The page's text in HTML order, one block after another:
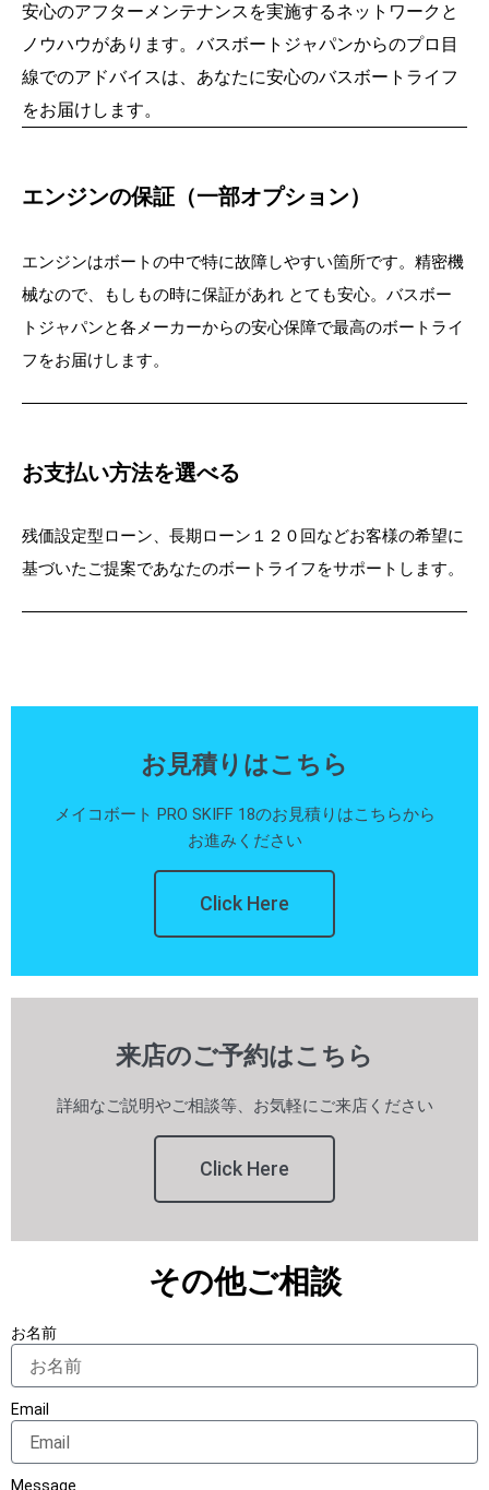
安心のアフターメンテナンスを実施するネットワークと
ノウハウがあります。バスボートジャパンからのプロ目
線でのアドバイスは、あなたに安心のバスボートライフ
をお届けします。
エンジンの保証（一部オプション）
エンジンはボートの中で特に故障しやすい箇所です。精密機
械なので、もしもの時に保証があれ とても安心。 バスボー
トジャパンと各メーカーからの安心保障で最高のボートライ
フをお届けします。
お支払い方法を選べる
残価設定型ローン、長期ローン１２０回などお客様の希望に
基づいたご提案であなたのボートライフをサポートします。
お見積りはこちら
メイコボート PRO SKIFF 18のお見積りはこちらから
お進みください
Click Here
来店のご予約はこちら
詳細なご説明やご相談等、お気軽にご来店ください
Click Here
その他ご相談
お名前
Email
Message